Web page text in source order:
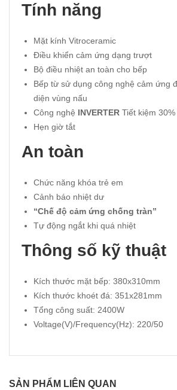
Tính năng
Mặt kính Vitroceramic
Ðiều khiển cảm ứng dạng trượt
Bộ điều nhiệt an toàn cho bếp
Bếp từ sử dụng công nghệ cảm ứng
diện vùng nấu
Công nghệ INVERTER Tiết kiệm
Hẹn giờ tắt
An toàn
Chức năng khóa trẻ em
Cảnh báo nhiệt dư
“Chế độ cảm ứng chống tràn”
Tự động ngắt khi quá nhiệt
Thông số kỹ thuật
Kích thước mặt bếp: 380x310mm
Kích thước khoét đá: 351x281mm
Tổng công suất: 2400W
Voltage(V)/Frequency(Hz): 220/50
SẢN PHẨM LIÊN QUAN